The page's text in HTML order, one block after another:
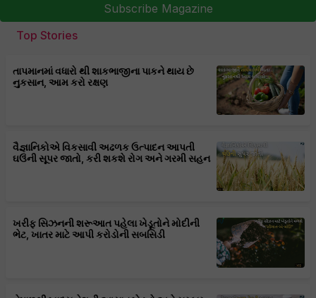
Subscribe Magazine
Top Stories
તાપમાનમાં વધારો થી શાકભાજીના પાકને થાય છે
નુકસાન, આમ કરો રક્ષણ
વૈજ્ઞાનિકોએ વિકસાવી અઢળક ઉત્પાદન આપતી
ઘઉંની સૂપર જાતો, કરી શકશે રોગ અને ગરમી સહન
ખરીફ સિઝનની શરૂઆત પહેલા ખેડૂતોને મોદીની
ભેટ, ખાતર માટે આપી કરોડોની સબસિડી